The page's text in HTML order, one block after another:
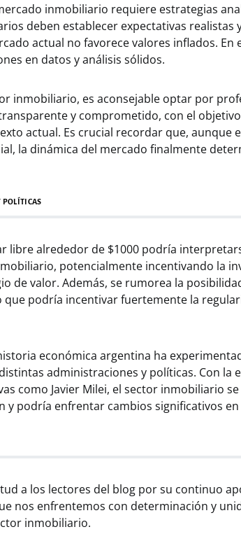
inmobiliario requiere estrategias
deben establecer expectativas realistas
actual no favorece valores inflados. En
en datos y análisis sólidos.
inmobiliario, es aconsejable optar por
y comprometido, con el
actual. Es crucial recordar que, aunque
la dinámica del mercado finalmente
POLÍTICAS
libre alrededor de $1000 podría
potencialmente incentivando la
de valor. Además, se rumorea la
que podría incentivar fuertemente la
económica argentina ha
administraciones y políticas. Con la
como Javier Milei, el sector inmobiliario
y podría enfrentar cambios significativos
a los lectores del blog por su continuo
nos enfrentemos con determinación y
inmobiliario.